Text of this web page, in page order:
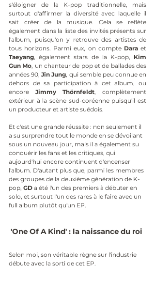
s'éloigner de la K-pop traditionnelle, mais
surtout d'affirmer la diversité avec laquelle il
sait créer de la musique. Cela se reflète
également dans la liste des invités présents sur
l'album, puisqu'on y retrouve des artistes de
tous horizons. Parmi eux, on compte Dara
Taeyang, également stars de la K-pop, Kim
Gun Mo, un chanteur de pop et de ballades des
années 90, Jin Jung, qui semble peu connue en
dehors de sa participation à cet album, ou
encore Jimmy Thörnfeldt, complètement
extérieur à la scène sud-coréenne puisqu'il est
un producteur et artiste suédois.
Et c'est une grande réussite : non seulement il
a su surprendre tout le monde en se dévoilant
sous un nouveau jour, mais il a également su
conquérir les fans et les critiques, qui
aujourd'hui encore continuent d'encenser
l'album. D'autant plus que, parmi les membres
des groupes de la deuxième génération de K-
pop, GD a été l'un des premiers à débuter en
solo, et surtout l'un des rares à le faire avec un
full album plutôt qu'un EP.
'One Of A Kind' : la naissance du roi
Selon moi, son véritable règne sur l'industrie
débute avec la sorti de cet EP.